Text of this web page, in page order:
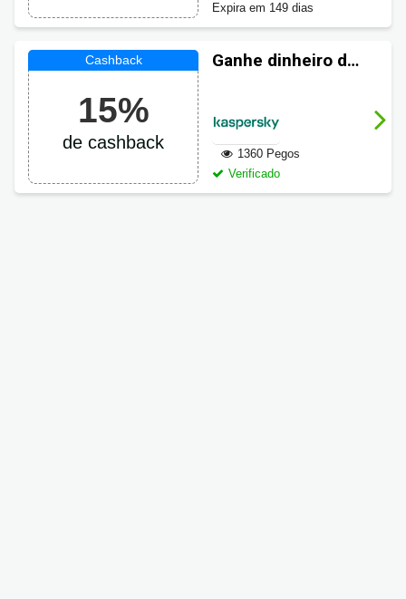
Expira em 149 dias
15%
de cashback
Ganhe dinheiro de
Kaspersky
1360 Pegos
Verificado